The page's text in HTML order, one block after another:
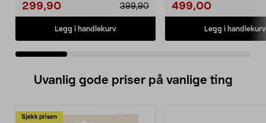
299,90 399,90
Legg i handlekurv
499,00
Legg i handlekurv
Uvanlig gode priser på vanlige ting
Sjekk prisen